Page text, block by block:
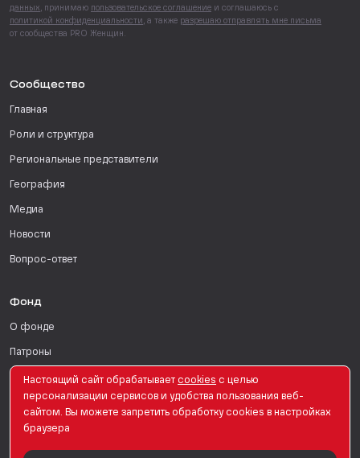
данных , принимаю пользовательское соглашение и соглашаюсь с
политикой конфиденциальности , а также разрешаю отправлять мне письма
от сообщества PRO Женщин.
Сообщество
Главная
Роли и структура
Региональные представители
География
Медиа
Новости
Вопрос-ответ
Фонд
О фонде
Патроны
Поддержать
Для СМИ
Настоящий сайт обрабатывает сookies с целью
персонализации сервисов и удобства пользования веб-
сайтом. Вы можете запретить обработку сookies в настройках
браузера